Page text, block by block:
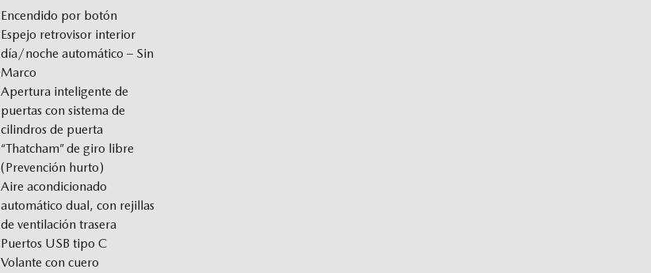
Encendido por botón
Espejo retrovisor interior
día/noche automático – Sin
Marco
Apertura inteligente de
puertas con sistema de
cilindros de puerta
“Thatcham” de giro libre
(Prevención hurto)
Aire acondicionado
automático dual, con rejillas
de ventilación trasera
Puertos USB tipo C
Volante con cuero